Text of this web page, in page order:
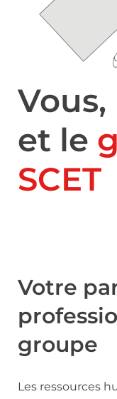
Vous,
et le
SCET
Votre
groupe
Les ressources